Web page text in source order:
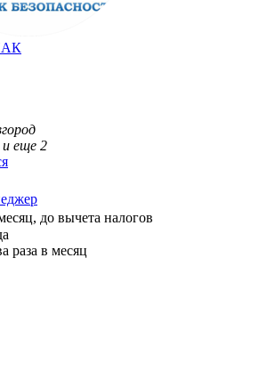
и еще 2
до вычета налогов
раза в месяц